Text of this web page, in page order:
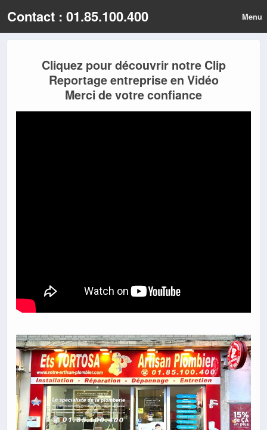
Contact : 01.85.100.400 Menu
Cliquez pour découvrir notre Clip
Reportage entreprise en Vidéo
Merci de votre confiance